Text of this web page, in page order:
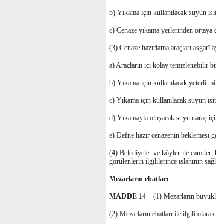
b) Yıkama için kullanılacak suyun
c) Cenaze yıkama yerlerinden ortaya
(3) Cenaze hazırlama araçları asgarî
a) Araçların içi kolay temizlenebilir
b) Yıkama için kullanılacak yeterli
c) Yıkama için kullanılacak suyun
d) Yıkamayla oluşacak suyun araç
e) Defne hazır cenazenin beklemesi
(4) Belediyeler ve köyler ile camiler,
görülenlerin ilgililerince ıslahının
Mezarların ebatları
MADDE 14 – (1) Mezarların
(2) Mezarların ebatları ile ilgili olarak